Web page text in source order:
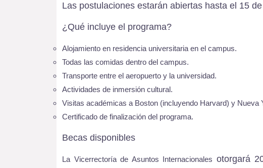
Las postulaciones estarán abiertas hasta el 15
¿Qué incluye el programa?
Alojamiento en residencia universitaria en el campus.
Todas las comidas dentro del campus.
Transporte entre el aeropuerto y la universidad.
Actividades de inmersión cultural.
Visitas académicas a Boston (incluyendo Harvard) y Nueva
Certificado de finalización del programa.
Becas disponibles
La Vicerrectoría de Asuntos Internacionales otorgará